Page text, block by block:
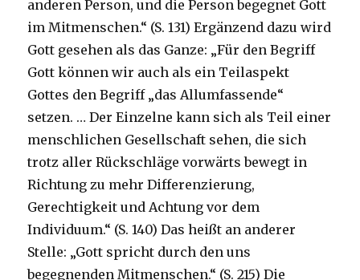
anderen Person, und die Person begegnet Gott
im Mitmenschen.“ (S. 131) Ergänzend dazu wird
Gott gesehen als das Ganze: „Für den Begriff
Gott können wir auch als ein Teilaspekt
Gottes den Begriff „das Allumfassende“
setzen. … Der Einzelne kann sich als Teil einer
menschlichen Gesellschaft sehen, die sich
trotz aller Rückschläge vorwärts bewegt in
Richtung zu mehr Differenzierung,
Gerechtigkeit und Achtung vor dem
Individuum.“ (S. 140) Das heißt an anderer
Stelle: „Gott spricht durch den uns
begegnenden Mitmenschen.“ (S. 215) Die